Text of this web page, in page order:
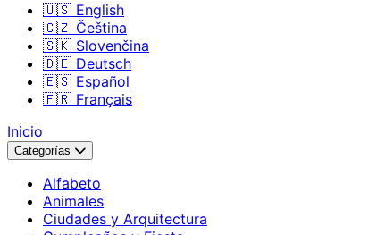
🇺🇸 English
🇨🇿 Čeština
🇸🇰 Slovenčina
🇩🇪 Deutsch
🇪🇸 Español
🇫🇷 Français
Inicio
Categorías
Alfabeto
Animales
Ciudades y Arquitectura